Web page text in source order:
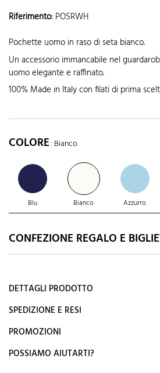
Riferimento: POSRWH
Pochette uomo in raso di seta bianco.
Un accessorio immancabile nel
uomo elegante e raffinato.
100% Made in Italy con filati di prima
COLORE: Bianco
Blu Bianco Azzurro
CONFEZIONE REGALO E
DETTAGLI PRODOTTO
SPEDIZIONE E RESI
PROMOZIONI
POSSIAMO AIUTARTI?